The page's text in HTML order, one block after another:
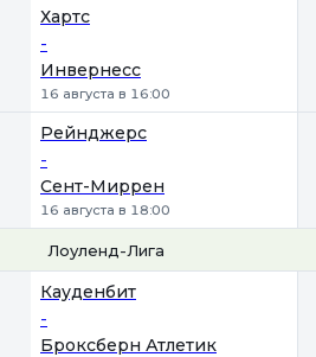
Хартс
-
Инвернесс
16 августа в 16:00
Рейнджерс
-
Сент-Миррен
16 августа в 18:00
Лоуленд-Лига
Кауденбит
-
Броксберн Атлетик